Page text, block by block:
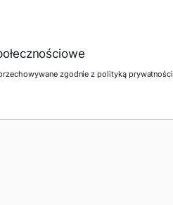
zgodnie z polityką prywatności